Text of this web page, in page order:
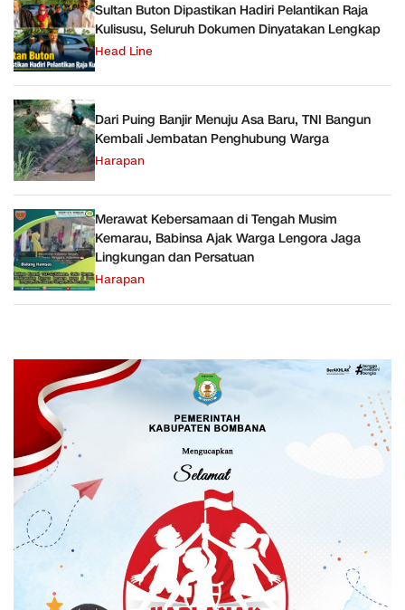
Sultan Buton Dipastikan Hadiri Pelantikan Raja
Kulisusu, Seluruh Dokumen Dinyatakan Lengkap
Head Line
Dari Puing Banjir Menuju Asa Baru, TNI Bangun
Kembali Jembatan Penghubung Warga
Harapan
Merawat Kebersamaan di Tengah Musim
Kemarau, Babinsa Ajak Warga Lengora Jaga
Lingkungan dan Persatuan
Harapan